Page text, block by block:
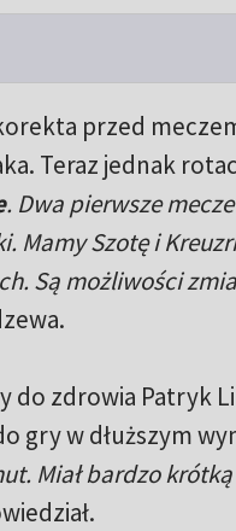
przed
Teraz jednak
. Dwa pierwsze
Mamy Szotę i
Są możliwości
do zdrowia Patryk
gry w dłuższym
Miał bardzo